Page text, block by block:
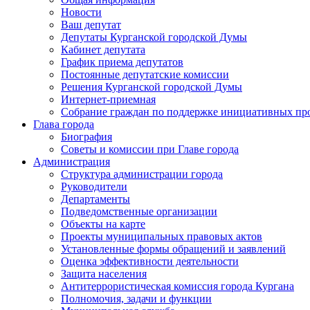
Новости
Ваш депутат
Депутаты Курганской городской Думы
Кабинет депутата
График приема депутатов
Постоянные депутатские комиссии
Решения Курганской городской Думы
Интернет-приемная
Собрание граждан по поддержке инициативных
Глава города
Биография
Советы и комиссии при Главе города
Администрация
Структура администрации города
Руководители
Департаменты
Подведомственные организации
Объекты на карте
Проекты муниципальных правовых актов
Установленные формы обращений и заявлений
Оценка эффективности деятельности
Защита населения
Антитеррористическая комиссия города Кургана
Полномочия, задачи и функции